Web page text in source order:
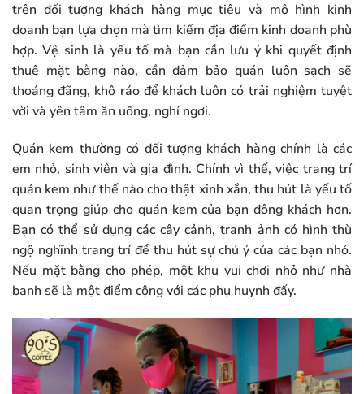
trên đối tượng khách hàng mục tiêu và mô hình kinh
doanh bạn lựa chọn mà tìm kiếm địa điểm kinh doanh phù
hợp. Vệ sinh là yếu tố mà bạn cần lưu ý khi quyết định
thuê mặt bằng nào, cần đảm bảo quán luôn sạch sẽ
thoáng đãng, khô ráo để khách luôn có trải nghiệm tuyệt
vời và yên tâm ăn uống, nghỉ ngơi.
Quán kem thường có đối tượng khách hàng chính là các
em nhỏ, sinh viên và gia đình. Chính vì thế, việc trang trí
quán kem như thế nào cho thật xinh xắn, thu hút là yếu tố
quan trọng giúp cho quán kem của bạn đông khách hơn.
Bạn có thể sử dụng các cây cảnh, tranh ảnh có hình thù
ngộ nghĩnh trang trí để thu hút sự chú ý của các bạn nhỏ.
Nếu mặt bằng cho phép, một khu vui chơi nhỏ như nhà
banh sẽ là một điểm cộng với các phụ huynh đấy.